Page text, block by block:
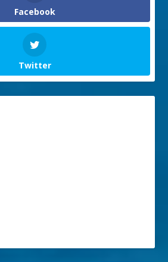
Facebook
Twitter